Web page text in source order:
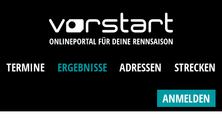
TERMINE ERGEBNISSE ADRESSEN STRECKEN
ANMELDEN